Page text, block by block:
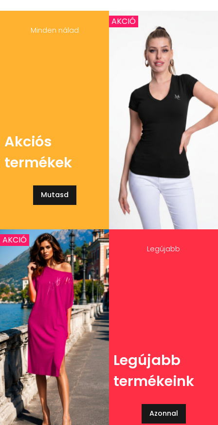
Minden nálad
Akciós
termékek
Mutasd
AKCIÓ
Legújabb
Legújabb
termékeink
Azonnal
AKCIÓ